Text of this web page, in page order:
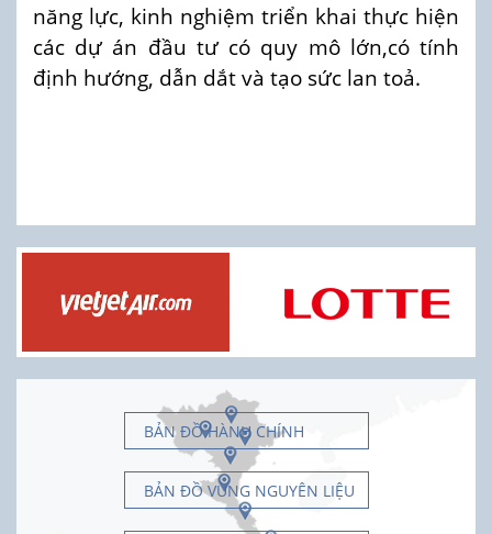
năng lực, kinh nghiệm triển khai thực hiện
các dự án đầu tư có quy mô lớn,có tính
định hướng, dẫn dắt và tạo sức lan toả.
BẢN ĐỒ HÀNH CHÍNH
BẢN ĐỒ VÙNG NGUYÊN LIỆU